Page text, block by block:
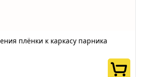
плёнки к каркасу парника